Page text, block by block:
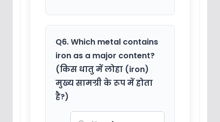
Q6. Which metal contains
iron as a major content?
(किस धातु में लोहा (iron)
मुख्य सामग्री के रूप में होता
है?)